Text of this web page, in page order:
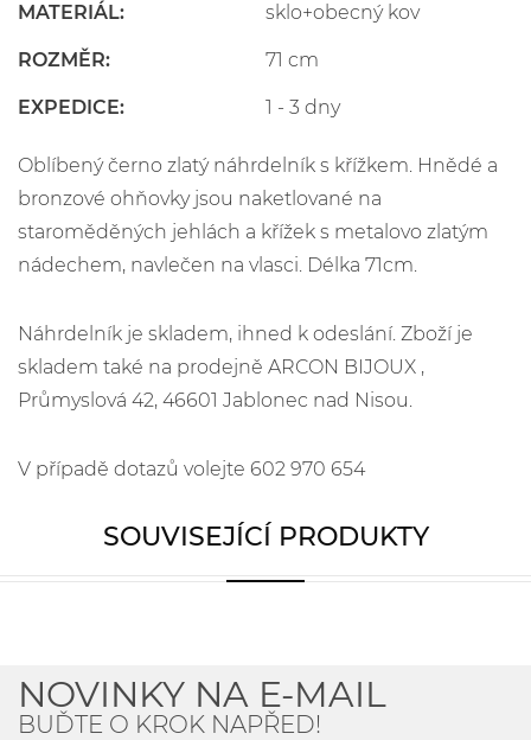
MATERIÁL: sklo+obecný kov
ROZMĚR: 71 cm
EXPEDICE: 1 - 3 dny
Oblíbený černo zlatý náhrdelník s křížkem. Hnědé a
bronzové ohňovky jsou naketlované na
staroměděných jehlách a křížek s metalovo zlatým
nádechem, navlečen na vlasci. Délka 71cm.
Náhrdelník je skladem, ihned k odeslání. Zboží je
skladem také na prodejně ARCON BIJOUX ,
Průmyslová 42, 46601 Jablonec nad Nisou.
V případě dotazů volejte 602 970 654
SOUVISEJÍCÍ PRODUKTY
NOVINKY NA E-MAIL
BUĎTE O KROK NAPŘED!